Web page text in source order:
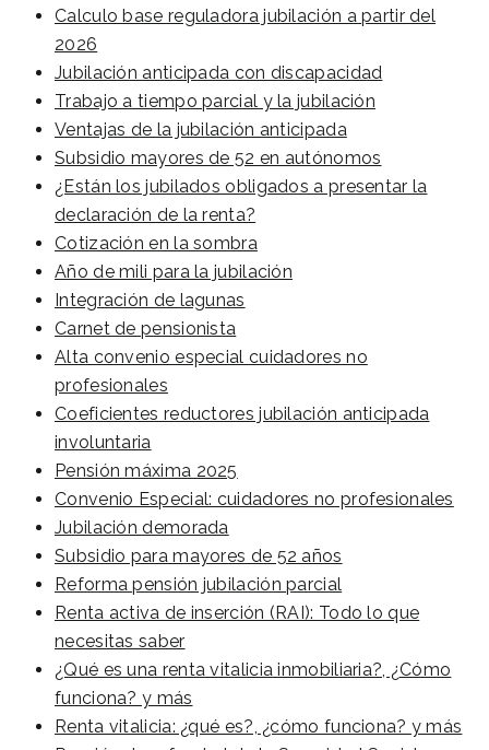
Calculo base reguladora jubilación a partir del
2026
Jubilación anticipada con discapacidad
Trabajo a tiempo parcial y la jubilación
Ventajas de la jubilación anticipada
Subsidio mayores de 52 en autónomos
¿Están los jubilados obligados a presentar la
declaración de la renta?
Cotización en la sombra
Año de mili para la jubilación
Integración de lagunas
Carnet de pensionista
Alta convenio especial cuidadores no
profesionales
Coeficientes reductores jubilación anticipada
involuntaria
Pensión máxima 2025
Convenio Especial: cuidadores no profesionales
Jubilación demorada
Subsidio para mayores de 52 años
Reforma pensión jubilación parcial
Renta activa de inserción (RAI): Todo lo que
necesitas saber
¿Qué es una renta vitalicia inmobiliaria?, ¿Cómo
funciona? y más
Renta vitalicia: ¿qué es?, ¿cómo funciona? y más